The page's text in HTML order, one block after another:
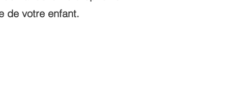
de votre enfant.